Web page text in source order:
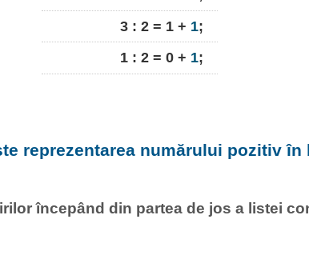
3 : 2 = 1 + 1;
1 : 2 = 0 + 1;
reprezentarea numărului pozitiv în
începând din partea de jos a listei